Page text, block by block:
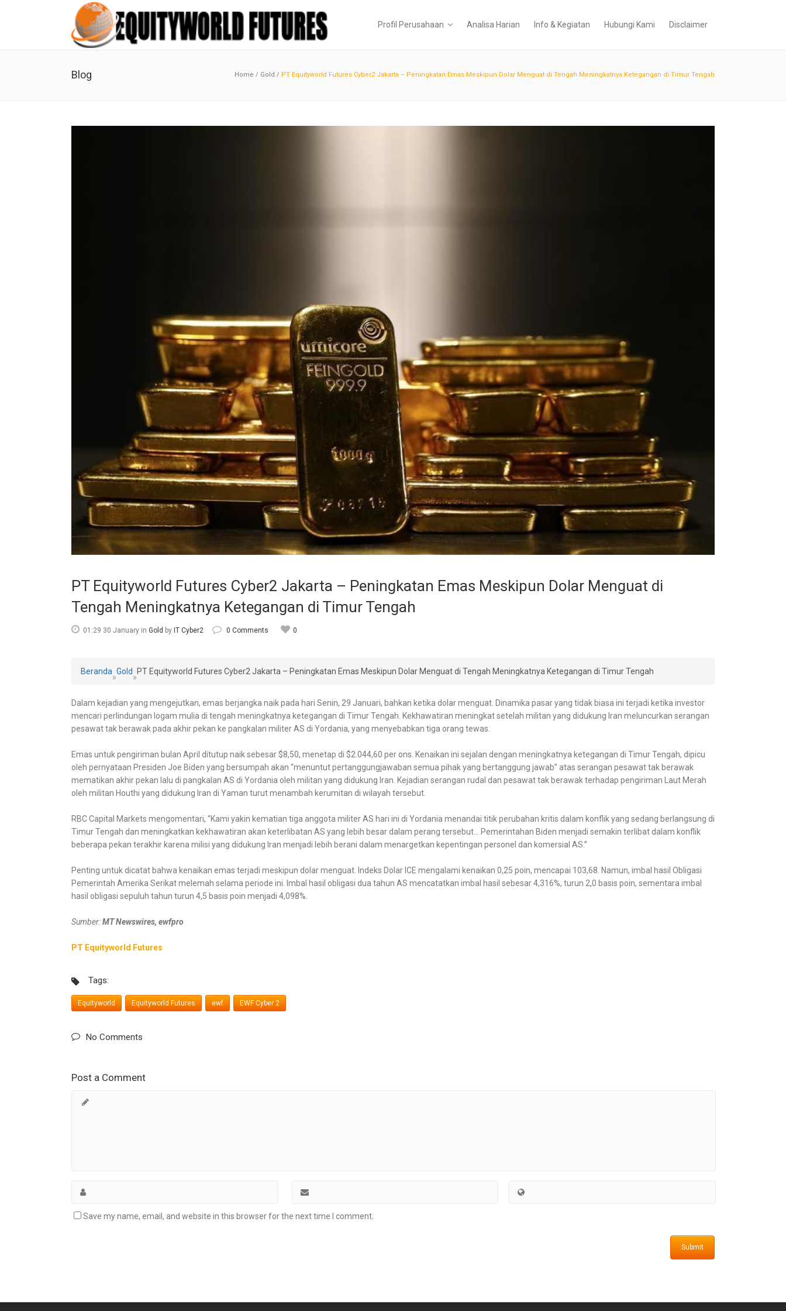
Profil Perusahaan Analisa Harian Info & Kegiatan Hubungi Kami Disclaimer
Blog Home / Gold / PT Equityworld Futures Cyber2 Jakarta – Peningkatan Emas Meskipun Dolar Menguat di Tengah Meningkatnya Ketegangan di Timur Tengah
PT Equityworld Futures Cyber2 Jakarta – Peningkatan Emas Meskipun Dolar Menguat di
Tengah Meningkatnya Ketegangan di Timur Tengah
01:29 30 January in Gold by IT Cyber2 0 Comments 0
Beranda
»
Gold
»
PT Equityworld Futures Cyber2 Jakarta – Peningkatan Emas Meskipun Dolar Menguat di Tengah Meningkatnya Ketegangan di Timur Tengah
Dalam kejadian yang mengejutkan, emas berjangka naik pada hari Senin, 29 Januari, bahkan ketika dolar menguat. Dinamika pasar yang tidak biasa ini terjadi ketika investor
mencari perlindungan logam mulia di tengah meningkatnya ketegangan di Timur Tengah. Kekhawatiran meningkat setelah militan yang didukung Iran meluncurkan serangan
pesawat tak berawak pada akhir pekan ke pangkalan militer AS di Yordania, yang menyebabkan tiga orang tewas.
Emas untuk pengiriman bulan April ditutup naik sebesar $8,50, menetap di $2.044,60 per ons. Kenaikan ini sejalan dengan meningkatnya ketegangan di Timur Tengah, dipicu
oleh pernyataan Presiden Joe Biden yang bersumpah akan “menuntut pertanggungjawaban semua pihak yang bertanggung jawab” atas serangan pesawat tak berawak
mematikan akhir pekan lalu di pangkalan AS di Yordania oleh militan yang didukung Iran. Kejadian serangan rudal dan pesawat tak berawak terhadap pengiriman Laut Merah
oleh militan Houthi yang didukung Iran di Yaman turut menambah kerumitan di wilayah tersebut.
RBC Capital Markets mengomentari, “Kami yakin kematian tiga anggota militer AS hari ini di Yordania menandai titik perubahan kritis dalam konflik yang sedang berlangsung di
Timur Tengah dan meningkatkan kekhawatiran akan keterlibatan AS yang lebih besar dalam perang tersebut… Pemerintahan Biden menjadi semakin terlibat dalam konflik
beberapa pekan terakhir karena milisi yang didukung Iran menjadi lebih berani dalam menargetkan kepentingan personel dan komersial AS.”
Penting untuk dicatat bahwa kenaikan emas terjadi meskipun dolar menguat. Indeks Dolar ICE mengalami kenaikan 0,25 poin, mencapai 103,68. Namun, imbal hasil Obligasi
Pemerintah Amerika Serikat melemah selama periode ini. Imbal hasil obligasi dua tahun AS mencatatkan imbal hasil sebesar 4,316%, turun 2,0 basis poin, sementara imbal
hasil obligasi sepuluh tahun turun 4,5 basis poin menjadi 4,098%.
Sumber:MT Newswires, ewfpro
PT Equityworld Futures
Tags:
Equityworld Equityworld Futures ewf EWF Cyber 2
No Comments
Post a Comment
Save my name, email, and website in this browser for the next time I comment.